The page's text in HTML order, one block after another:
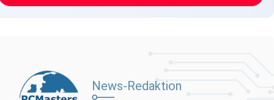
News-Redaktion